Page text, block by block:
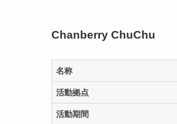
Chanberry ChuChu
名称
活動拠点
活動期間